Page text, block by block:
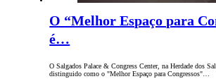
O “Melhor Espaço para
é…
O Salgados Palace & Congress Center, na Herdade dos
distinguido como o "Melhor Espaço para Congressos"…